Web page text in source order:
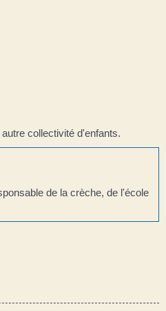
collectivité d'enfants.
de la crèche, de l'école